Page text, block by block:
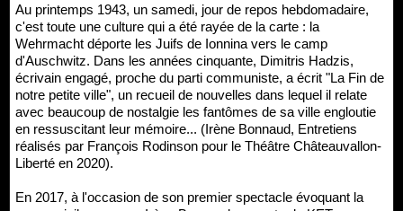
Au printemps 1943, un samedi, jour de repos hebdomadaire,
c'est toute une culture qui a été rayée de la carte : la
Wehrmacht déporte les Juifs de Ionnina vers le camp
d'Auschwitz. Dans les années cinquante, Dimitris Hadzis,
écrivain engagé, proche du parti communiste, a écrit "La Fin de
notre petite ville", un recueil de nouvelles dans lequel il relate
avec beaucoup de nostalgie les fantômes de sa ville engloutie
en ressuscitant leur mémoire... (Irène Bonnaud, Entretiens
réalisés par François Rodinson pour le Théâtre Châteauvallon-
Liberté en 2020).
En 2017, à l'occasion de son premier spectacle évoquant la